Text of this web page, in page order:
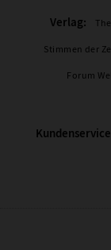
Verlag:
Stimmen der
Forum
Kundenservice